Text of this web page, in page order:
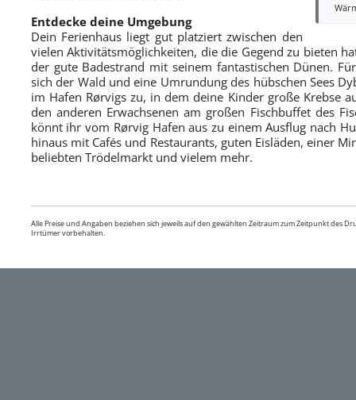
Entdecke deine Umgebung
Dein Ferienhaus liegt gut platziert zwischen den
vielen Aktivitätsmöglichkeiten, die die Gegend zu bieten
der gute Badestrand mit seinem fantastischen Dünen.
sich der Wald und eine Umrundung des hübschen Sees
im Hafen Rørvigs zu, in dem deine Kinder große Krebse
den anderen Erwachsenen am großen Fischbuffet des
könnt ihr vom Rørvig Hafen aus zu einem Ausflug nach
hinaus mit Cafés und Restaurants, guten Eisläden, einer
beliebten Trödelmarkt und vielem mehr.
Alle Preise und Angaben beziehen sich jeweils auf den gewählten Zeitraum zum Zeitpunkt des
Irrtümer vorbehalten.